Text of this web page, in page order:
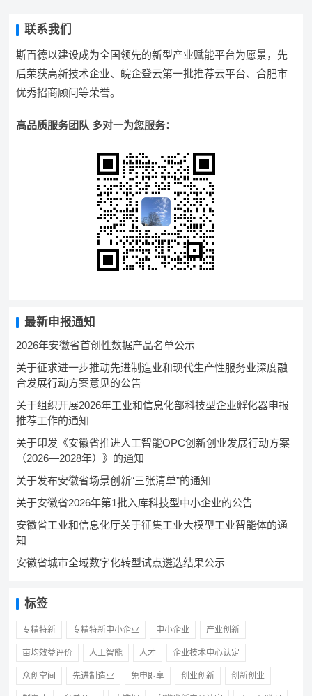
联系我们
斯百德以建设成为全国领先的新型产业赋能平台为愿景，先
后荣获高新技术企业、皖企登云第一批推荐云平台、合肥市
优秀招商顾问等荣誉。
高品质服务团队 多对一为您服务：
最新申报通知
2026年安徽省首创性数据产品名单公示
关于征求进一步推动先进制造业和现代生产性服务业深度融
合发展行动方案意见的公告
关于组织开展2026年工业和信息化部科技型企业孵化器申报
推荐工作的通知
关于印发《安徽省推进人工智能OPC创新创业发展行动方案
（2026—2028年）》的通知
关于发布安徽省场景创新“三张清单”的通知
关于安徽省2026年第1批入库科技型中小企业的公告
安徽省工业和信息化厅关于征集工业大模型工业智能体的通
知
安徽省城市全域数字化转型试点遴选结果公示
标签
专精特新 专精特新中小企业 中小企业 产业创新
亩均效益评价 人工智能 人才 企业技术中心认定
众创空间 先进制造业 免申即享 创业创新 创新创业